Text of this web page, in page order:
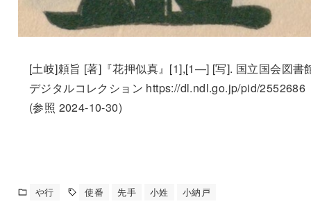
[土岐]頼旨 [著]『花押似真』[1],[1—] [写]. 国立国会図書
デジタルコレクション https://dl.ndl.go.jp/pid/2552686
(参照 2024-10-30)
や行 使番 先手 小姓 小納戸